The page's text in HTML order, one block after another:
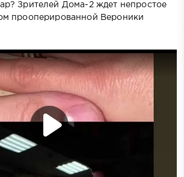
Зрителей Дома-2 ждет непростое
прооперированной Вероники